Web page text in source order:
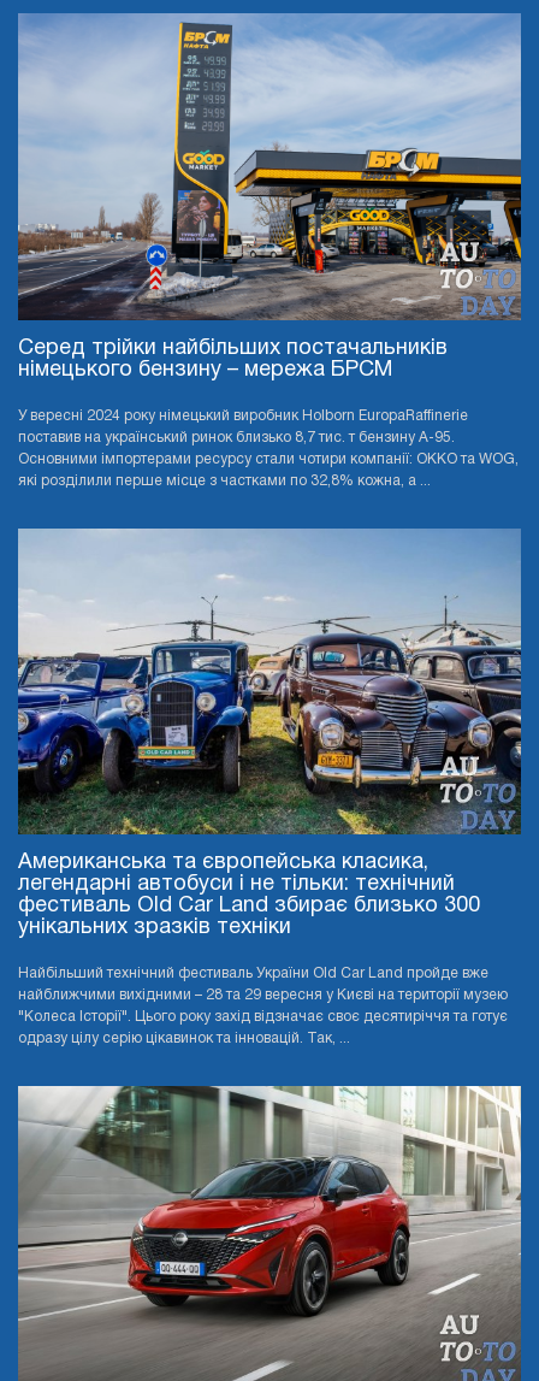
Серед трійки найбільших постачальників
німецького бензину – мережа БРСМ
У вересні 2024 року німецький виробник Holborn EuropaRaffinerie
поставив на український ринок близько 8,7 тис. т бензину А-95.
Основними імпортерами ресурсу стали чотири компанії: OKKO та WOG,
які розділили перше місце з частками по 32,8% кожна, а ...
Американська та європейська класика,
легендарні автобуси і не тільки: технічний
фестиваль Old Car Land збирає близько 300
унікальних зразків техніки
Найбільший технічний фестиваль України Old Car Land пройде вже
найближчими вихідними – 28 та 29 вересня у Києві на території музею
"Колеса Історії". Цього року захід відзначає своє десятиріччя та готує
одразу цілу серію цікавинок та інновацій. Так, ...